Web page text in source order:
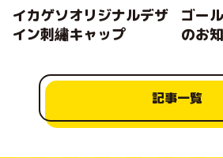
イカゲソオリジナルデザ
イン刺繡キャップ
ゴー
のお
記事一覧